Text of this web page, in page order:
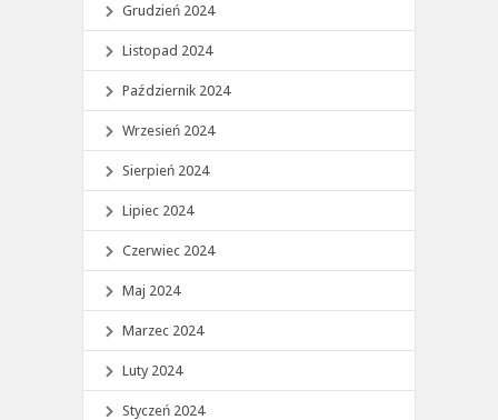
Grudzień 2024
Listopad 2024
Październik 2024
Wrzesień 2024
Sierpień 2024
Lipiec 2024
Czerwiec 2024
Maj 2024
Marzec 2024
Luty 2024
Styczeń 2024